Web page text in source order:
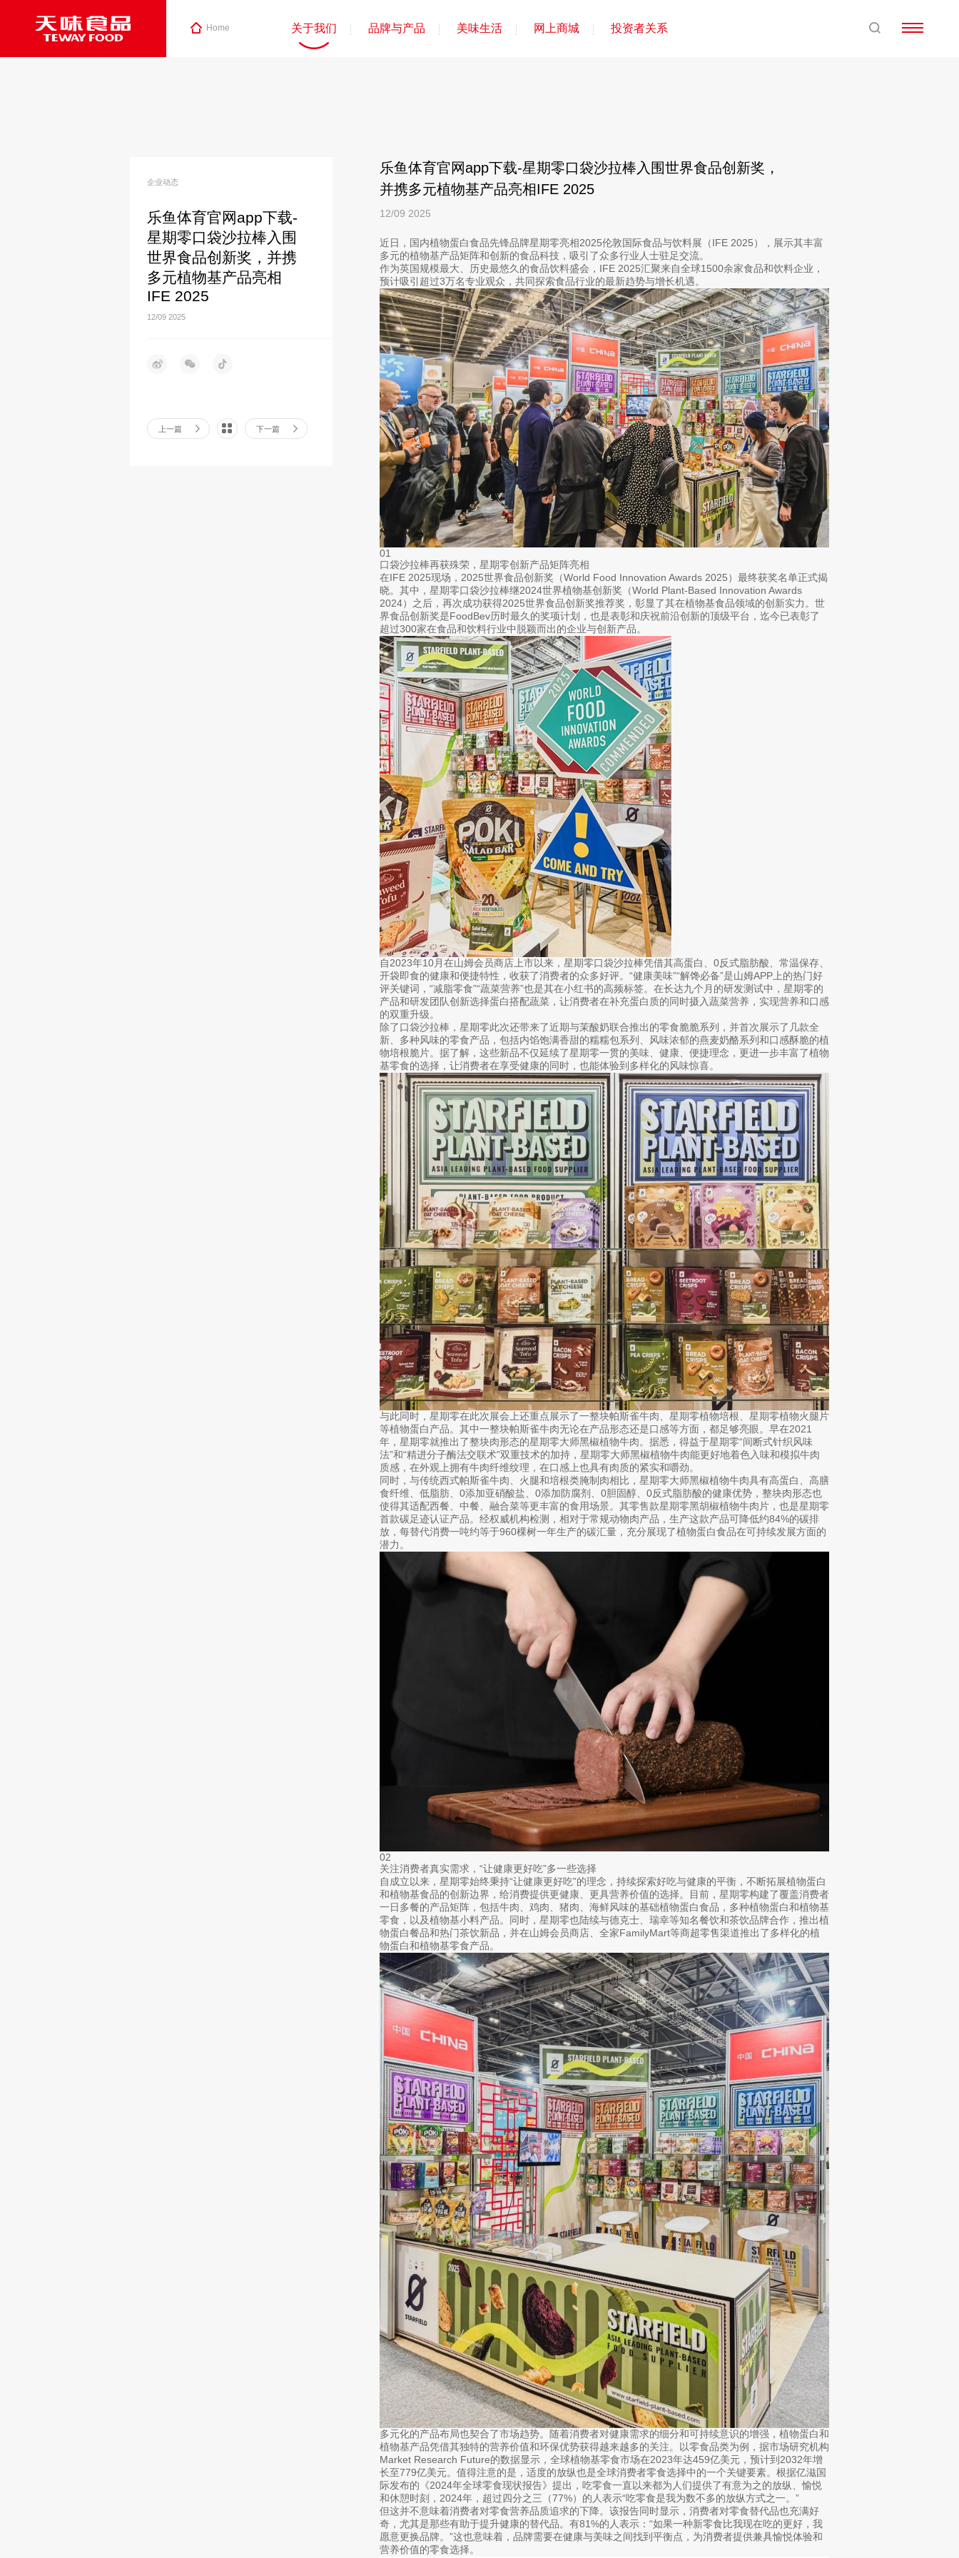
Home 关于我们 品牌与产品 美味生活 网上商城 投资者关系
企业动态
乐鱼体育官网app下载-
星期零口袋沙拉棒入围
世界食品创新奖，并携
多元植物基产品亮相
IFE 2025
12/09 2025
上一篇 下一篇
乐鱼体育官网app下载-星期零口袋沙拉棒入围世界食品创新奖，
并携多元植物基产品亮相IFE 2025
12/09 2025
近日，国内植物蛋白食品先锋品牌星期零亮相2025伦敦国际食品与饮料展（IFE 2025），展示其丰富
多元的植物基产品矩阵和创新的食品科技，吸引了众多行业人士驻足交流。
作为英国规模最大、历史最悠久的食品饮料盛会，IFE 2025汇聚来自全球1500余家食品和饮料企业，
预计吸引超过3万名专业观众，共同探索食品行业的最新趋势与增长机遇。
01
口袋沙拉棒再获殊荣，星期零创新产品矩阵亮相
在IFE 2025现场，2025世界食品创新奖（World Food Innovation Awards 2025）最终获奖名单正式揭
晓。其中，星期零口袋沙拉棒继2024世界植物基创新奖（World Plant-Based Innovation Awards
2024）之后，再次成功获得2025世界食品创新奖推荐奖，彰显了其在植物基食品领域的创新实力。世
界食品创新奖是FoodBev历时最久的奖项计划，也是表彰和庆祝前沿创新的顶级平台，迄今已表彰了
超过300家在食品和饮料行业中脱颖而出的企业与创新产品。
自2023年10月在山姆会员商店上市以来，星期零口袋沙拉棒凭借其高蛋白、0反式脂肪酸、常温保存、
开袋即食的健康和便捷特性，收获了消费者的众多好评。“健康美味”“解馋必备”是山姆APP上的热门好
评关键词，“减脂零食”“蔬菜营养”也是其在小红书的高频标签。在长达九个月的研发测试中，星期零的
产品和研发团队创新选择蛋白搭配蔬菜，让消费者在补充蛋白质的同时摄入蔬菜营养，实现营养和口感
的双重升级。
除了口袋沙拉棒，星期零此次还带来了近期与茉酸奶联合推出的零食脆脆系列，并首次展示了几款全
新、多种风味的零食产品，包括内馅饱满香甜的糯糯包系列、风味浓郁的燕麦奶酪系列和口感酥脆的植
物培根脆片。据了解，这些新品不仅延续了星期零一贯的美味、健康、便捷理念，更进一步丰富了植物
基零食的选择，让消费者在享受健康的同时，也能体验到多样化的风味惊喜。
与此同时，星期零在此次展会上还重点展示了一整块帕斯雀牛肉、星期零植物培根、星期零植物火腿片
等植物蛋白产品。其中一整块帕斯雀牛肉无论在产品形态还是口感等方面，都足够亮眼。早在2021
年，星期零就推出了整块肉形态的星期零大师黑椒植物牛肉。据悉，得益于星期零“间断式针织风味
法”和“精进分子酶法交联术”双重技术的加持，星期零大师黑椒植物牛肉能更好地着色入味和模拟牛肉
质感，在外观上拥有牛肉纤维纹理，在口感上也具有肉质的紧实和嚼劲。
同时，与传统西式帕斯雀牛肉、火腿和培根类腌制肉相比，星期零大师黑椒植物牛肉具有高蛋白、高膳
食纤维、低脂肪、0添加亚硝酸盐、0添加防腐剂、0胆固醇、0反式脂肪酸的健康优势，整块肉形态也
使得其适配西餐、中餐、融合菜等更丰富的食用场景。其零售款星期零黑胡椒植物牛肉片，也是星期零
首款碳足迹认证产品。经权威机构检测，相对于常规动物肉产品，生产这款产品可降低约84%的碳排
放，每替代消费一吨约等于960棵树一年生产的碳汇量，充分展现了植物蛋白食品在可持续发展方面的
潜力。
02
关注消费者真实需求，“让健康更好吃”多一些选择
自成立以来，星期零始终秉持“让健康更好吃”的理念，持续探索好吃与健康的平衡，不断拓展植物蛋白
和植物基食品的创新边界，给消费提供更健康、更具营养价值的选择。目前，星期零构建了覆盖消费者
一日多餐的产品矩阵，包括牛肉、鸡肉、猪肉、海鲜风味的基础植物蛋白食品，多种植物蛋白和植物基
零食，以及植物基小料产品。同时，星期零也陆续与德克士、瑞幸等知名餐饮和茶饮品牌合作，推出植
物蛋白餐品和热门茶饮新品，并在山姆会员商店、全家FamilyMart等商超零售渠道推出了多样化的植
物蛋白和植物基零食产品。
多元化的产品布局也契合了市场趋势。随着消费者对健康需求的细分和可持续意识的增强，植物蛋白和
植物基产品凭借其独特的营养价值和环保优势获得越来越多的关注。以零食品类为例，据市场研究机构
Market Research Future的数据显示，全球植物基零食市场在2023年达459亿美元，预计到2032年增
长至779亿美元。值得注意的是，适度的放纵也是全球消费者零食选择中的一个关键要素。根据亿滋国
际发布的《2024年全球零食现状报告》提出，吃零食一直以来都为人们提供了有意为之的放纵、愉悦
和休憩时刻，2024年，超过四分之三（77%）的人表示“吃零食是我为数不多的放纵方式之一。”
但这并不意味着消费者对零食营养品质追求的下降。该报告同时显示，消费者对零食替代品也充满好
奇，尤其是那些有助于提升健康的替代品。有81%的人表示：“如果一种新零食比我现在吃的更好，我
愿意更换品牌。”这也意味着，品牌需要在健康与美味之间找到平衡点，为消费者提供兼具愉悦体验和
营养价值的零食选择。